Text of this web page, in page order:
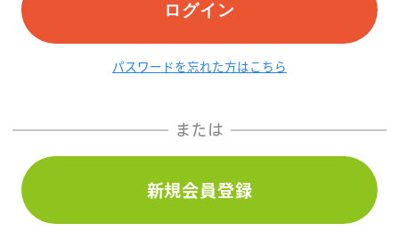
ログイン
パスワードを忘れた方はこちら
または
新規会員登録